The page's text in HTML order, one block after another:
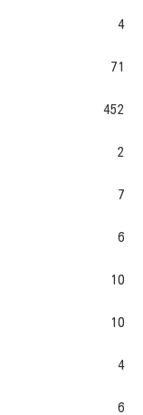
4
71
452
2
7
6
10
10
4
6